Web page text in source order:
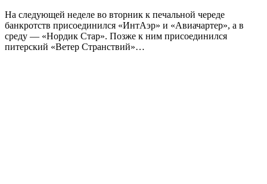
На следующей неделе во вторник к печальной череде
банкротств присоединился «ИнтАэр» и «Авиачартер», а в
среду — «Нордик Стар». Позже к ним присоединился
питерский «Ветер Странствий»…